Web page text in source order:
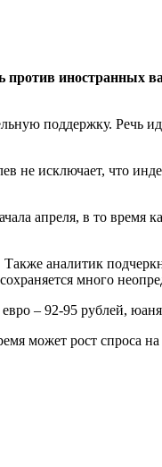
иностранных
поддержку. Речь
не исключает, что
апреля, в то время
аналитик
много
– 92-95 рублей,
может рост спроса